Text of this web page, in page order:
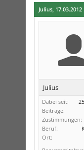
Julius, 17.03.2012
Julius
Dabei seit:
Beiträge:
Zustimmungen:
Beruf:
Ort: